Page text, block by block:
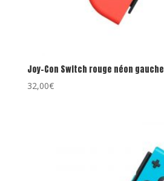
Joy-Con Switch rouge néon gauche
32,00€